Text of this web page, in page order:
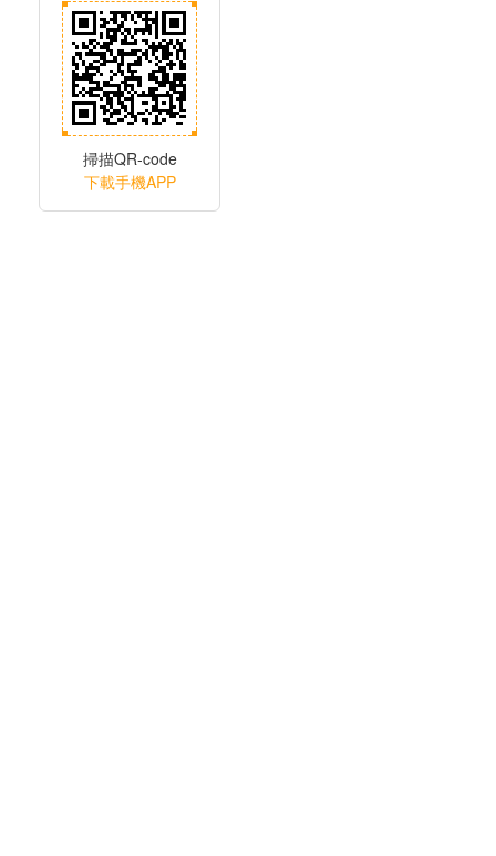
掃描QR-code
下載手機APP